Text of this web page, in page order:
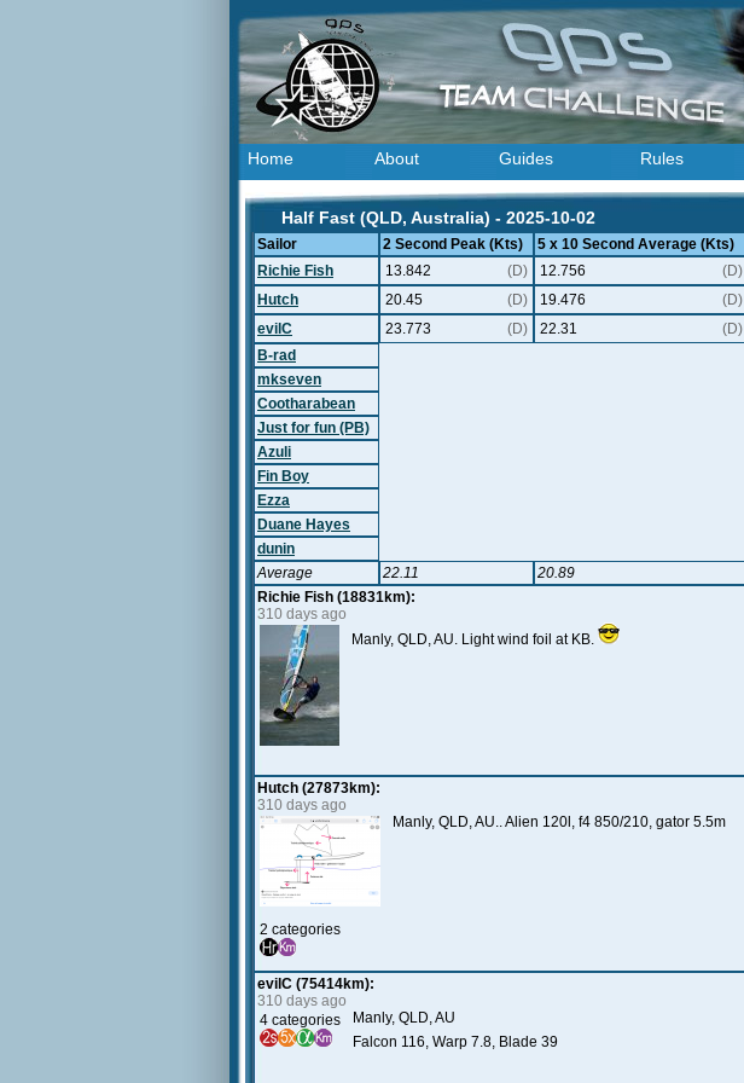
Home About Guides Rules
Half Fast (QLD, Australia) - 2025-10-02
Sailor 2 Second Peak (Kts) 5 x 10 Second Average (Kts)
Richie Fish
13.842 (D) 12.756 (D)
Hutch
20.45 (D) 19.476 (D)
evilC
23.773 (D) 22.31 (D)
B-rad
mkseven
Cootharabean
Just for fun (PB)
Azuli
Fin Boy
Ezza
Duane Hayes
dunin
Average
22.11 20.89
Richie Fish (18831km):
310 days ago
Manly, QLD, AU. Light wind foil at KB.
Hutch (27873km):
310 days ago
2 categories
Manly, QLD, AU.. Alien 120l, f4 850/210, gator 5.5m
evilC (75414km):
310 days ago
4 categories
Manly, QLD, AU
Falcon 116, Warp 7.8, Blade 39